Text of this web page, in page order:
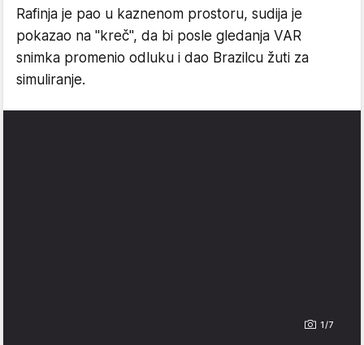
Rafinja je pao u kaznenom prostoru, sudija je
pokazao na "kreč", da bi posle gledanja VAR
snimka promenio odluku i dao Brazilcu žuti za
simuliranje.
1/7